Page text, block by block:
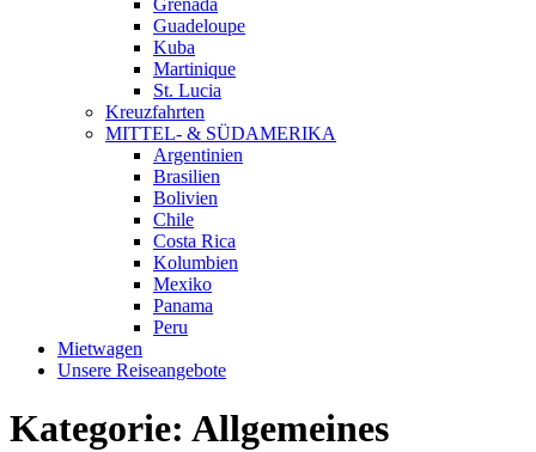
Grenada
Guadeloupe
Kuba
Martinique
St. Lucia
Kreuzfahrten
MITTEL- & SÜDAMERIKA
Argentinien
Brasilien
Bolivien
Chile
Costa Rica
Kolumbien
Mexiko
Panama
Peru
Mietwagen
Unsere Reiseangebote
Kategorie: Allgemeines